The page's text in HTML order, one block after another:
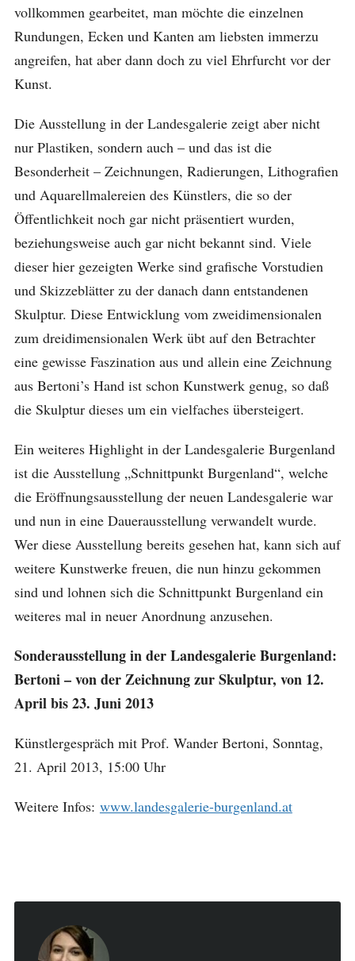
vollkommen gearbeitet, man möchte die einzelnen
Rundungen, Ecken und Kanten am liebsten immerzu
angreifen, hat aber dann doch zu viel Ehrfurcht vor der
Kunst.
Die Ausstellung in der Landesgalerie zeigt aber nicht
nur Plastiken, sondern auch – und das ist die
Besonderheit – Zeichnungen, Radierungen, Lithografien
und Aquarellmalereien des Künstlers, die so der
Öffentlichkeit noch gar nicht präsentiert wurden,
beziehungsweise auch gar nicht bekannt sind. Viele
dieser hier gezeigten Werke sind grafische Vorstudien
und Skizzeblätter zu der danach dann entstandenen
Skulptur. Diese Entwicklung vom zweidimensionalen
zum dreidimensionalen Werk übt auf den Betrachter
eine gewisse Faszination aus und allein eine Zeichnung
aus Bertoni’s Hand ist schon Kunstwerk genug, so daß
die Skulptur dieses um ein vielfaches übersteigert.
Ein weiteres Highlight in der Landesgalerie Burgenland
ist die Ausstellung „Schnittpunkt Burgenland“, welche
die Eröffnungsausstellung der neuen Landesgalerie war
und nun in eine Dauerausstellung verwandelt wurde.
Wer diese Ausstellung bereits gesehen hat, kann sich auf
weitere Kunstwerke freuen, die nun hinzu gekommen
sind und lohnen sich die Schnittpunkt Burgenland ein
weiteres mal in neuer Anordnung anzusehen.
Sonderausstellung in der Landesgalerie Burgenland:
Bertoni – von der Zeichnung zur Skulptur, von 12.
April bis 23. Juni 2013
Künstlergespräch mit Prof. Wander Bertoni, Sonntag,
21. April 2013, 15:00 Uhr
Weitere Infos: www.landesgalerie-burgenland.at